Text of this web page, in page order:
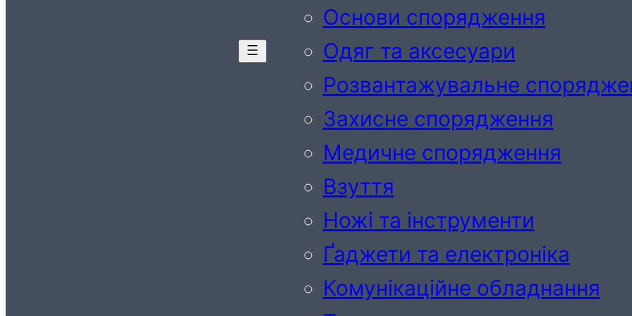
Основи спорядження
Одяг та аксесуари
Розвантажувальне
Захисне спорядження
Медичне спорядження
Взуття
Ножі та інструменти
Ґаджети та електроніка
Комунікаційне обладнання